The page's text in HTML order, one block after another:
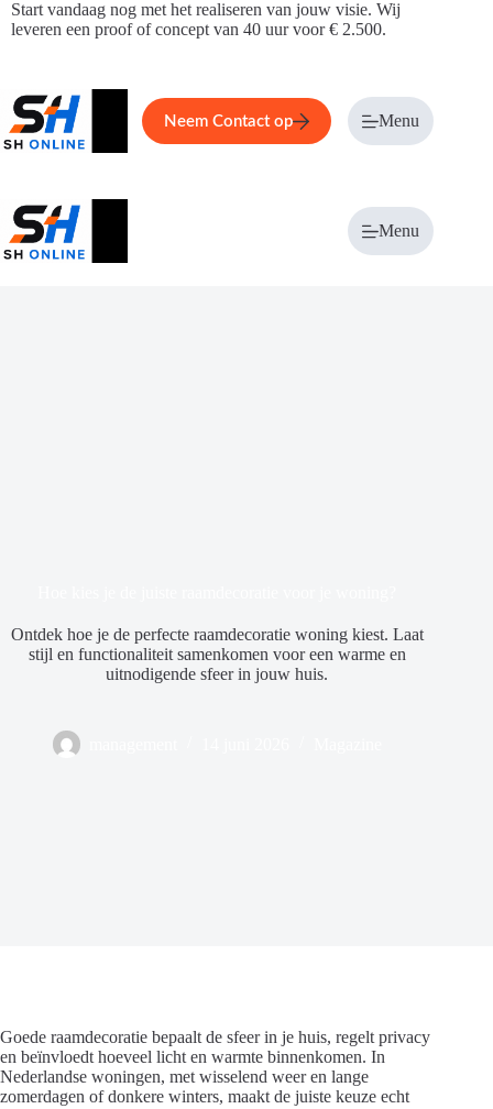
Ga
naar
Start vandaag nog met het realiseren van jouw visie. Wij
leveren een proof of concept van 40 uur voor € 2.500.
Home Service Over ons
Neem Contact op Menu
Menu
Ontdek hoe je de perfecte raamdecoratie woning kiest. Laat
stijl en functionaliteit samenkomen voor een warme en
uitnodigende sfeer in jouw huis.
Goede raamdecoratie bepaalt de sfeer in je huis, regelt privacy
en beïnvloedt hoeveel licht en warmte binnenkomen. In
Nederlandse woningen, met wisselend weer en lange
zomerdagen of donkere winters, maakt de juiste keuze echt